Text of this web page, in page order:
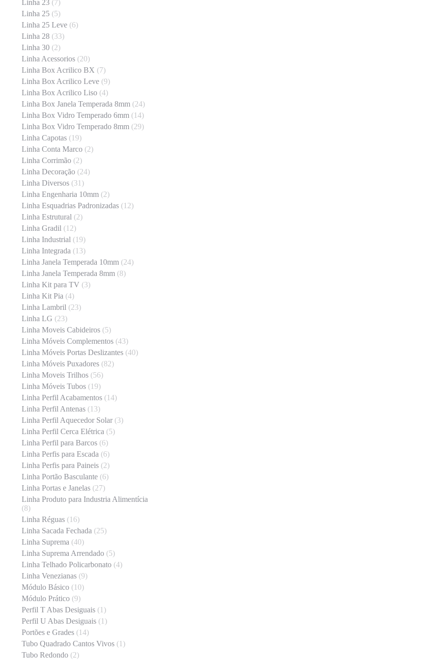
Linha 23 (7)
Linha 25 (5)
Linha 25 Leve (6)
Linha 28 (33)
Linha 30 (2)
Linha Acessorios (20)
Linha Box Acrilico BX (7)
Linha Box Acrilico Leve (9)
Linha Box Acrilico Liso (4)
Linha Box Janela Temperada 8mm (24)
Linha Box Vidro Temperado 6mm (14)
Linha Box Vidro Temperado 8mm (29)
Linha Capotas (19)
Linha Conta Marco (2)
Linha Corrimão (2)
Linha Decoração (24)
Linha Diversos (31)
Linha Engenharia 10mm (2)
Linha Esquadrias Padronizadas (12)
Linha Estrutural (2)
Linha Gradil (12)
Linha Industrial (19)
Linha Integrada (13)
Linha Janela Temperada 10mm (24)
Linha Janela Temperada 8mm (8)
Linha Kit para TV (3)
Linha Kit Pia (4)
Linha Lambril (23)
Linha LG (23)
Linha Moveis Cabideiros (5)
Linha Móveis Complementos (43)
Linha Móveis Portas Deslizantes (40)
Linha Móveis Puxadores (82)
Linha Moveis Trilhos (56)
Linha Móveis Tubos (19)
Linha Perfil Acabamentos (14)
Linha Perfil Antenas (13)
Linha Perfil Aquecedor Solar (3)
Linha Perfil Cerca Elétrica (5)
Linha Perfil para Barcos (6)
Linha Perfis para Escada (6)
Linha Perfis para Paineis (2)
Linha Portão Basculante (6)
Linha Portas e Janelas (27)
Linha Produto para Industria Alimentícia
(8)
Linha Réguas (16)
Linha Sacada Fechada (25)
Linha Suprema (40)
Linha Suprema Arrendado (5)
Linha Telhado Policarbonato (4)
Linha Venezianas (9)
Módulo Básico (10)
Módulo Prático (9)
Perfil T Abas Desiguais (1)
Perfil U Abas Desiguais (1)
Portões e Grades (14)
Tubo Quadrado Cantos Vivos (1)
Tubo Redondo (2)